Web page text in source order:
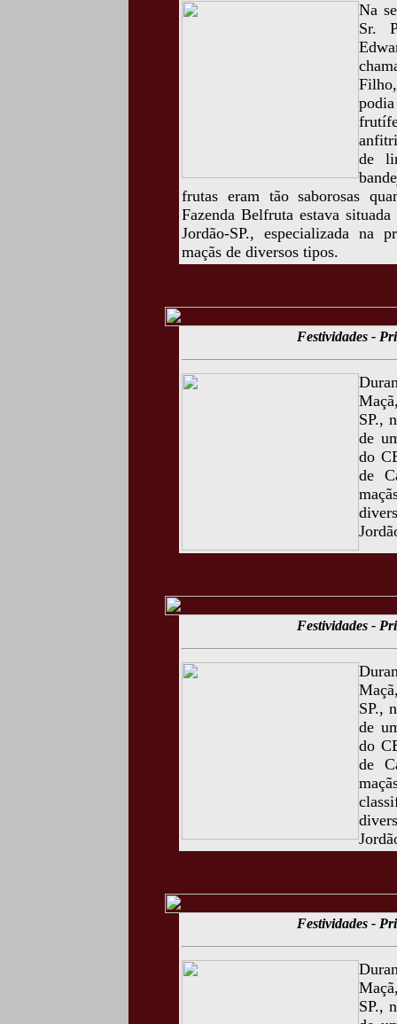
Na
Sr.
de
frutas eram tão saborosas
Fazenda Belfruta estava
Jordão-SP., especializada na
maçãs de diversos tipos.
Festividades -
SP.,
de
do
de
Festividades -
SP.,
de
do
de
Festividades -
SP.,